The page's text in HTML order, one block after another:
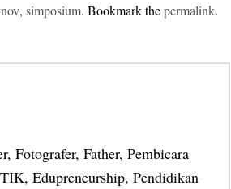
,simposium. Bookmark thepermalink.
Fotografer, Father, Pembicara
Edupreneurship, Pendidikan